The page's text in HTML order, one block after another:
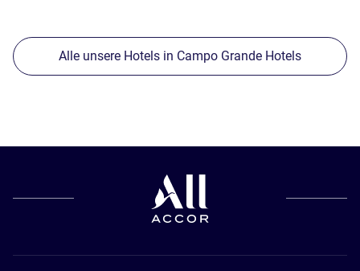
Alle unsere Hotels in Campo Grande Hotels